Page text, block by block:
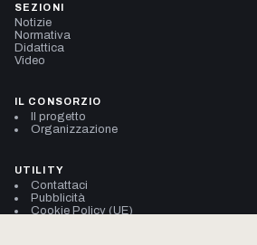
SEZIONI
Notizie
Normativa
Didattica
Video
IL CONSORZIO
Il progetto
Organizzazione
UTILITY
Contattaci
Pubblicità
Cookie Policy (UE)